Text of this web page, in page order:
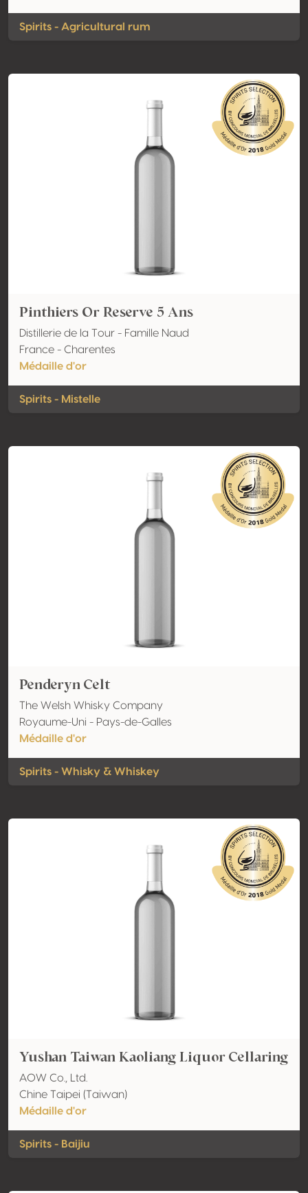
Spirits - Agricultural rum
Pinthiers Or Reserve 5 Ans
Distillerie de la Tour - Famille Naud
France - Charentes
Médaille d'or
Spirits - Mistelle
Penderyn Celt
The Welsh Whisky Company
Royaume-Uni - Pays-de-Galles
Médaille d'or
Spirits - Whisky & Whiskey
Yushan Taiwan Kaoliang Liquor Cellaring
AOW Co., Ltd.
Chine Taipei (Taiwan)
Médaille d'or
Spirits - Baijiu